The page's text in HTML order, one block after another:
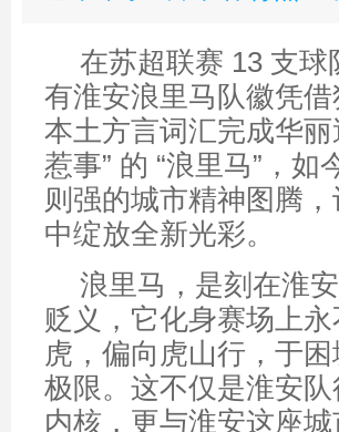
在苏超联赛 13 支
有淮安浪里马队徽凭
本土方言词汇完成华
惹事” 的 “浪里马”，
则强的城市精神图腾
中绽放全新光彩。
浪里马，是刻在淮
贬义，它化身赛场上
虎，偏向虎山行，于
极限。这不仅是淮安
内核，更与淮安这座